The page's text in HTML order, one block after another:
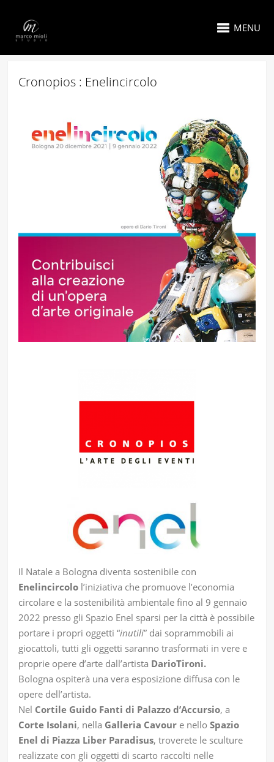
MENU
Cronopios : Enelincircolo
Il Natale a Bologna diventa sostenibile con
Enelincircolo l’iniziativa che promuove l’economia
circolare e la sostenibilità ambientale fino al 9 gennaio
2022 presso gli Spazio Enel sparsi per la città è possibile
portare i propri oggetti “inutili” dai soprammobili ai
giocattoli, tutti gli oggetti saranno trasformati in vere e
proprie opere d’arte dall’artista DarioTironi.
Bologna ospiterà una vera esposizione diffusa con le
opere dell’artista.
Nel Cortile Guido Fanti di Palazzo d’Accursio, a
Corte Isolani, nella Galleria Cavour e nelloSpazio
Enel di Piazza Liber Paradisus, troverete le sculture
realizzate con gli oggetti di scarto raccolti nelle